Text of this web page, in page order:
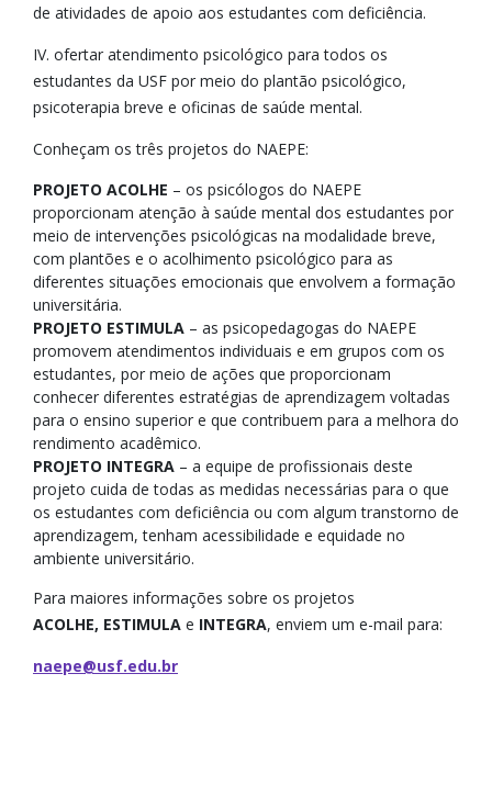
de atividades de apoio aos estudantes com deficiência.
IV. ofertar atendimento psicológico para todos os
estudantes da USF por meio do plantão psicológico,
psicoterapia breve e oficinas de saúde mental.
Conheçam os três projetos do NAEPE:
PROJETO ACOLHE – os psicólogos do NAEPE
proporcionam atenção à saúde mental dos estudantes por
meio de intervenções psicológicas na modalidade breve,
com plantões e o acolhimento psicológico para as
diferentes situações emocionais que envolvem a formação
universitária.
PROJETO ESTIMULA – as psicopedagogas do NAEPE
promovem atendimentos individuais e em grupos com os
estudantes, por meio de ações que proporcionam
conhecer diferentes estratégias de aprendizagem voltadas
para o ensino superior e que contribuem para a melhora do
rendimento acadêmico.
PROJETO INTEGRA – a equipe de profissionais deste
projeto cuida de todas as medidas necessárias para o que
os estudantes com deficiência ou com algum transtorno de
aprendizagem, tenham acessibilidade e equidade no
ambiente universitário.
Para maiores informações sobre os projetos
ACOLHE, ESTIMULA e INTEGRA, enviem um e-mail para:
naepe@usf.edu.br